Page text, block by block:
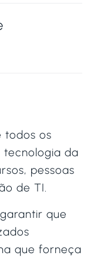
todos os
tecnologia da
pessoas
de TI.
que
que forneça